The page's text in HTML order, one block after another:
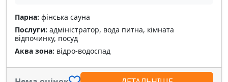
Парна: фінська сауна
Послуги: адміністратор, вода питна, кімната
відпочинку, посуд
Аква зона: відро-водоспад